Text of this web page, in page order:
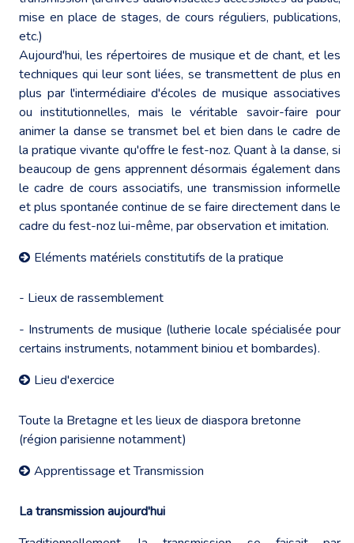
mise en place de stages, de cours réguliers, publications,
etc.)
Aujourd'hui, les répertoires de musique et de chant, et les
techniques qui leur sont liées, se transmettent de plus en
plus par l'intermédiaire d'écoles de musique associatives
ou institutionnelles, mais le véritable savoir-faire pour
animer la danse se transmet bel et bien dans le cadre de
la pratique vivante qu'offre le fest-noz. Quant à la danse, si
beaucoup de gens apprennent désormais également dans
le cadre de cours associatifs, une transmission informelle
et plus spontanée continue de se faire directement dans le
cadre du fest-noz lui-même, par observation et imitation.
Eléments matériels constitutifs de la pratique
- Lieux de rassemblement
- Instruments de musique (lutherie locale spécialisée pour
certains instruments, notamment biniou et bombardes).
Lieu d'exercice
Toute la Bretagne et les lieux de diaspora bretonne
(région parisienne notamment)
Apprentissage et Transmission
La transmission aujourd'hui